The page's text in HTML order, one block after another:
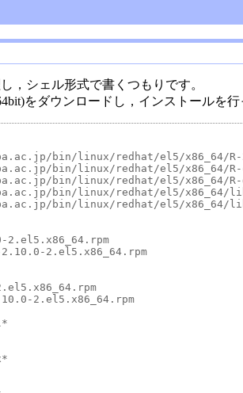
，シェル形式で書くつもりです。
をダウンロードし，インストールを行
bin/linux/redhat/el5/x86_64/R-
bin/linux/redhat/el5/x86_64/R-
bin/linux/redhat/el5/x86_64/R-
bin/linux/redhat/el5/x86_64/
bin/linux/redhat/el5/x86_64/
2.el5.x86_64.rpm
2.el5.x86_64.rpm